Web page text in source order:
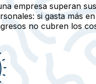
empresa superan
si gasta más
no cubren los